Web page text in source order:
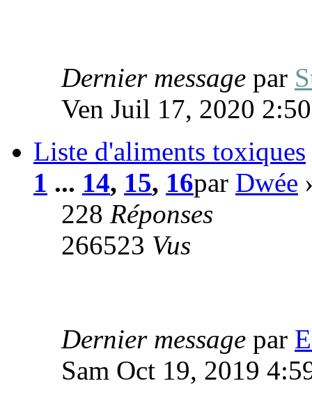
Dernier message par
Ven Juil 17, 2020
Liste d'aliments toxiques
1 ... 14, 15, 16par Dwée
228 Réponses
266523 Vus
Dernier message par
Sam Oct 19, 2019